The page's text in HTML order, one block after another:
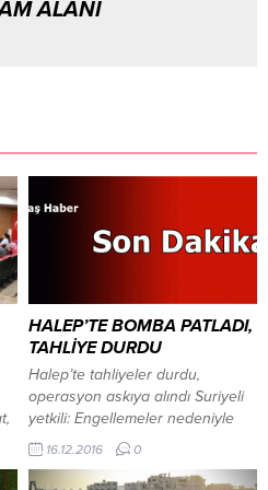
ALANI
HALEP’TE BOMBA PATLADI,
TAHLİYE DURDU
Halep’te tahliyeler durdu,
operasyon askıya alındı Suriyeli
yetkili: Engellemeler nedeniyle
Halep’te tahliye operasyonu
askıya alındı.
16.12.2016 0